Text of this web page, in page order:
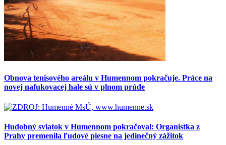
Obnova tenisového areálu v Humennom pokračuje. Práce na
novej nafukovacej hale sú v plnom prúde
Hudobný sviatok v Humennom pokračoval: Organistka z
Prahy premenila ľudové piesne na jedinečný zážitok